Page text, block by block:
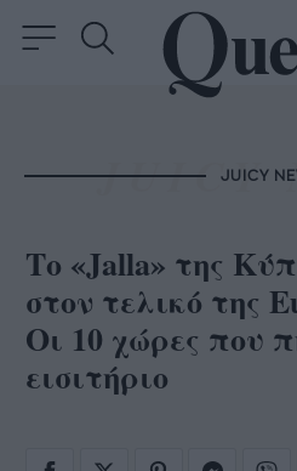
JUICY
Το «Jalla» της
στον τελικό της
Οι 10 χώρες που
εισιτήριο